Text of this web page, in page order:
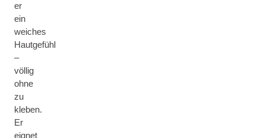
er
ein
weiches
Hautgefühl
–
völlig
ohne
zu
kleben.
Er
eignet